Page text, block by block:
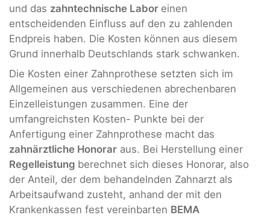
und das zahntechnische Labor einen
entscheidenden Einfluss auf den zu zahlenden
Endpreis haben. Die Kosten können aus diesem
Grund innerhalb Deutschlands stark schwanken.
Die Kosten einer Zahnprothese setzten sich im
Allgemeinen aus verschiedenen abrechenbaren
Einzelleistungen zusammen. Eine der
umfangreichsten Kosten- Punkte bei der
Anfertigung einer Zahnprothese macht das
zahnärztliche Honorar aus. Bei Herstellung einer
Regelleistung berechnet sich dieses Honorar, also
der Anteil, der dem behandelnden Zahnarzt als
Arbeitsaufwand zusteht, anhand der mit den
Krankenkassen fest vereinbarten BEMA